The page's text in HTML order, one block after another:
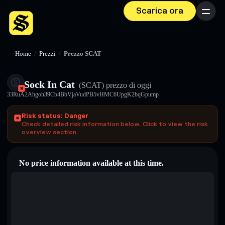
Scarica ora Menu
Home / Prezzi / Prezzo SCAT
Sock In Cat (SCAT) prezzo di oggi
33RuA2Ahgoh39Cb4BbVjaVudPB5vHMC6UpgK2bqGpump
Risk status: Danger
Check detailed risk information below. Click to view the risk
overview section.
No price information available at this time.